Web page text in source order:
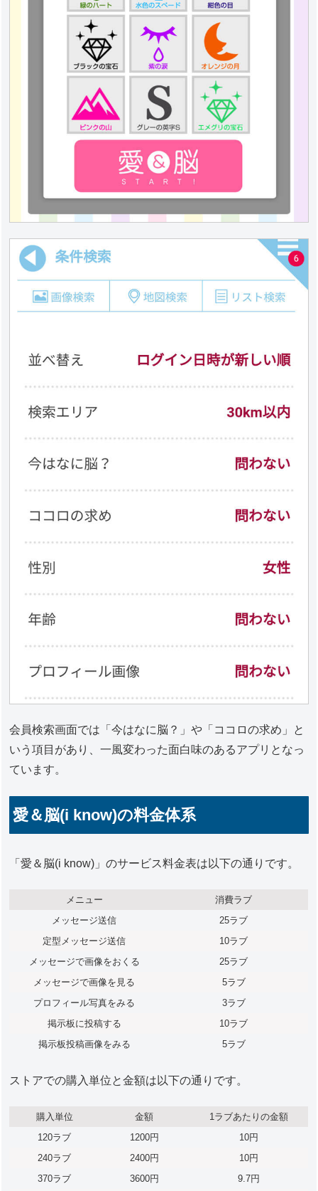
会員検索画面では「今はなに脳？」や「ココロの求め」と
いう項目があり、一風変わった面白味のあるアプリとなっ
ています。
愛＆脳(i know)の料金体系
「愛＆脳(i know)」のサービス料金表は以下の通りです。
メニュー
消費ラブ
メッセージ送信
25ラブ
定型メッセージ送信
10ラブ
メッセージで画像をおくる
25ラブ
メッセージで画像を見る
5ラブ
プロフィール写真をみる
3ラブ
掲示板に投稿する
10ラブ
掲示板投稿画像をみる
5ラブ
ストアでの購入単位と金額は以下の通りです。
購入単位 金額
1ラブあたりの金額
120ラブ
1200円
10円
240ラブ
2400円
10円
370ラブ
3600円 9.7円